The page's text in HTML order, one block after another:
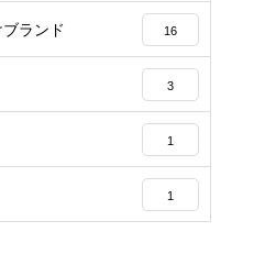
ランド 16
3
1
1